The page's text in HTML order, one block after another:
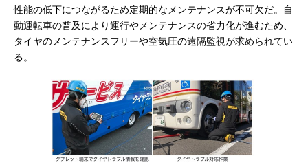
性能の低下につながるため定期的なメンテナンスが不可欠だ。自
動運転車の普及により運行やメンテナンスの省力化が進むため、
タイヤのメンテナンスフリーや空気圧の遠隔監視が求められてい
る。